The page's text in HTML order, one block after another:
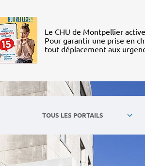
Le CHU de Montpellier
Pour garantir une prise en
tout déplacement aux
TOUS LES PORTAILS